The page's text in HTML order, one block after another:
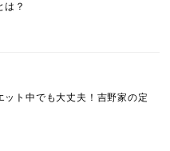
は？
ット中でも大丈夫！吉野家の定